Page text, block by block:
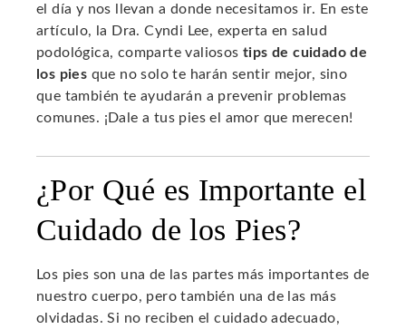
el día y nos llevan a donde necesitamos ir. En este
artículo, la Dra. Cyndi Lee, experta en salud
podológica, comparte valiosos tips de cuidado de
los pies que no solo te harán sentir mejor, sino
que también te ayudarán a prevenir problemas
comunes. ¡Dale a tus pies el amor que merecen!
¿Por Qué es Importante el
Cuidado de los Pies?
Los pies son una de las partes más importantes de
nuestro cuerpo, pero también una de las más
olvidadas. Si no reciben el cuidado adecuado,